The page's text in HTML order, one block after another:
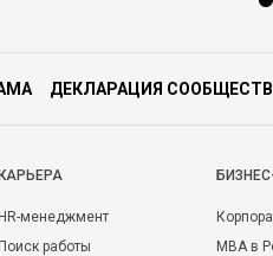
ДЕКЛАРАЦИЯ
КАРЬЕРА
HR-менеджмент
Поиск работы
MBA в